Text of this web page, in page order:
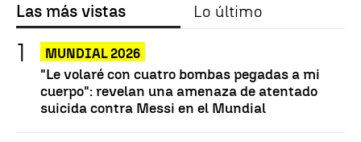
Las más vistas Lo último
MUNDIAL 2026
"Le volaré con cuatro bombas pegadas a mi
cuerpo": revelan una amenaza de atentado
suicida contra Messi en el Mundial